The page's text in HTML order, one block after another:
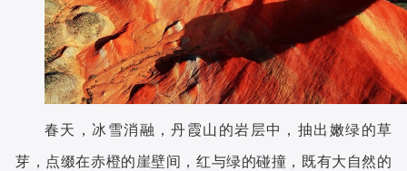
春天，冰雪消融，丹霞山的岩层中，抽出嫩绿的草
芽，点缀在赤橙的崖壁间，红与绿的碰撞，既有大自然的